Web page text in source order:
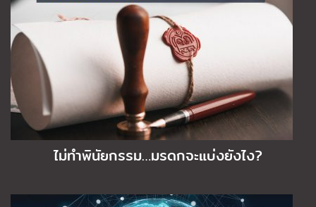
ไม่ทำพินัยกรรม…มรดกจะแบ่งยังไง?